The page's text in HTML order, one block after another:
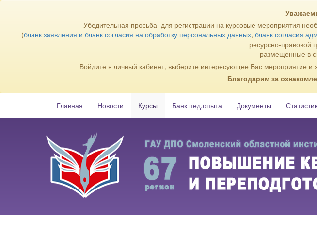
Убедительная просьба, для регистрации на курсовые мероприятия
(бланк заявления и бланк согласия на обработку персональных данных, бланк согласия
ресурсно-
размещенные в
Войдите в личный кабинет, выберите интересующее Вас мероприятие и
Благодарим за
Главная Новости Курсы Банк пед.опыта Документы